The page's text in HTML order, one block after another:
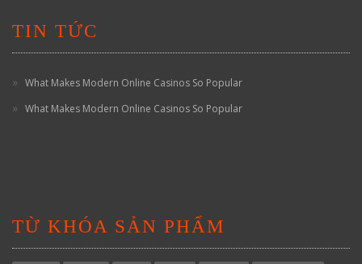
TIN TỨC
What Makes Modern Online Casinos So Popular
What Makes Modern Online Casinos So Popular
TỪ KHÓA SẢN PHẨM